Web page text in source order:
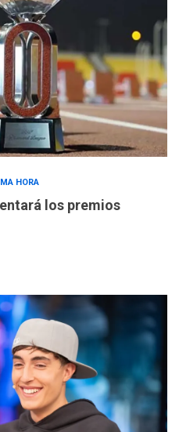
HORA
los premios